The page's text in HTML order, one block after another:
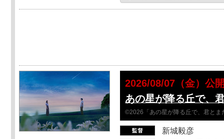
2026/08/07（金）公
あの星が降る丘で、
©2026「あの星が降る丘で、君とま
新城毅彦